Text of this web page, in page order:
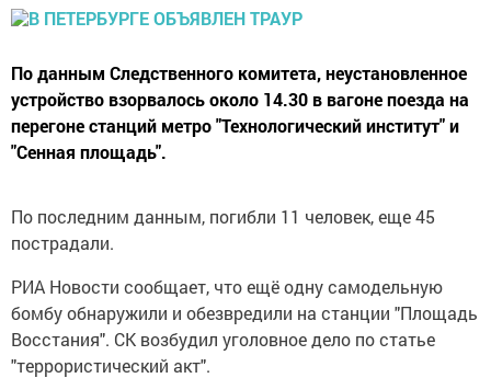
По данным Следственного комитета, неустановленное
устройство взорвалось около 14.30 в вагоне поезда на
перегоне станций метро "Технологический институт" и
"Сенная площадь".
По последним данным, погибли 11 человек, еще 45
пострадали.
РИА Новости сообщает, что ещё одну самодельную
бомбу обнаружили и обезвредили на станции "Площадь
Восстания". СК возбудил уголовное дело по статье
"террористический акт".